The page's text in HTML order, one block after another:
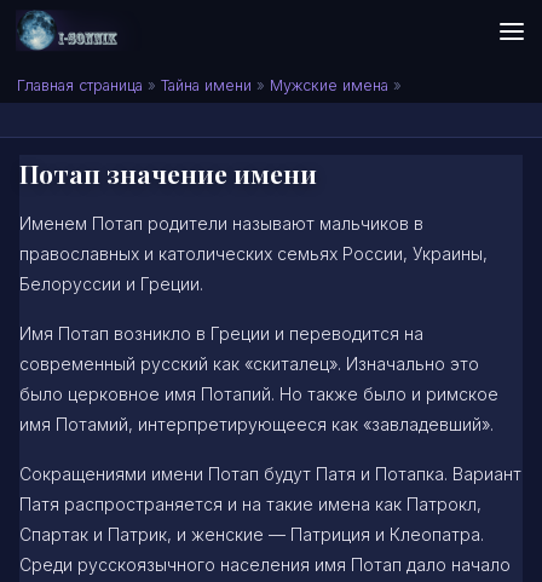
Skip to content
Сонник I-SONNIK.COM
Главная страница » Тайна имени » Мужские имена »
Потап значение имени
Именем Потап родители называют мальчиков в
православных и католических семьях России, Украины,
Белоруссии и Греции.
Имя Потап возникло в Греции и переводится на
современный русский как «скиталец». Изначально это
было церковное имя Потапий. Но также было и римское
имя Потамий, интерпретирующееся как «завладевший».
Сокращениями имени Потап будут Патя и Потапка. Вариант
Патя распространяется и на такие имена как Патрокл,
Спартак и Патрик, и женские — Патриция и Клеопатра.
Среди русскоязычного населения имя Потап дало начало